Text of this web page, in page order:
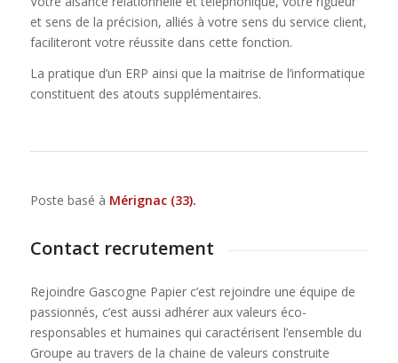
et sens de la précision, alliés à votre sens du service client,
faciliteront votre réussite dans cette fonction.
La pratique d’un ERP ainsi que la maitrise de l’informatique
constituent des atouts supplémentaires.
Poste basé à Mérignac (33).
Contact recrutement
Rejoindre Gascogne Papier c’est rejoindre une équipe de
passionnés, c’est aussi adhérer aux valeurs éco-
responsables et humaines qui caractérisent l’ensemble du
Groupe au travers de la chaine de valeurs construite